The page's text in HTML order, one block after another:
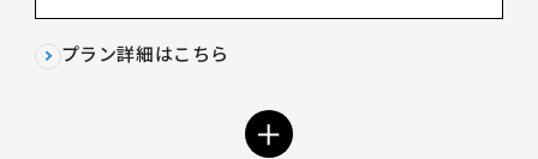
プラン詳細はこちら
＋